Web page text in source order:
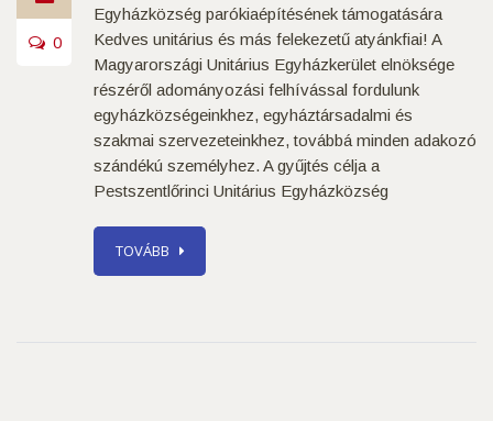
0
Egyházközség parókiaépítésének támogatására
Kedves unitárius és más felekezetű atyánkfiai! A
Magyarországi Unitárius Egyházkerület elnöksége
részéről adományozási felhívással fordulunk
egyházközségeinkhez, egyháztársadalmi és
szakmai szervezeteinkhez, továbbá minden adakozó
szándékú személyhez. A gyűjtés célja a
Pestszentlőrinci Unitárius Egyházközség
TOVÁBB